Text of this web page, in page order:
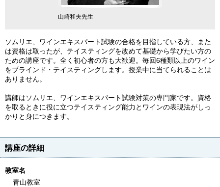
山崎和夫先生
ソムリエ、ワインエキスパート試験の合格を目指している方、また
は資格は取ったが、テイスティングを改めて基礎から学びたい方の
ための講座です。全く初心者の方も大歓迎。毎回6種類以上のワイン
をブラインド・テイスティングします。授業中に当てられることは
ありません。
講師はソムリエ、ワインエキスパート試験対策の専門家です。資格
を取るときに役に立つテイスティング能力とワインの表現法がしっ
かりと身につきます。
講座の詳細
教室名
青山教室